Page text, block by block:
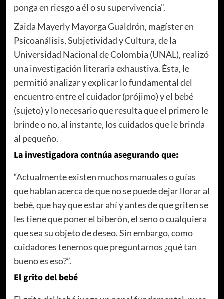
ponga en riesgo a él o su supervivencia”.
Zaida Mayerly Mayorga Gualdrón, magíster en
Psicoanálisis, Subjetividad y Cultura, de la
Universidad Nacional de Colombia (UNAL), realizó
una investigación literaria exhaustiva. Ésta, le
permitió analizar y explicar lo fundamental del
encuentro entre el cuidador (prójimo) y el bebé
(sujeto) y lo necesario que resulta que el primero le
brinde o no, al instante, los cuidados que le brinda
al pequeño.
La investigadora contnúa asegurando que:
“Actualmente existen muchos manuales o guías
que hablan acerca de que no se puede dejar llorar al
bebé, que hay que estar ahí y antes de que griten se
les tiene que poner el biberón, el seno o cualquiera
que sea su objeto de deseo. Sin embargo, como
cuidadores tenemos que preguntarnos ¿qué tan
bueno es eso?”.
El grito del bebé